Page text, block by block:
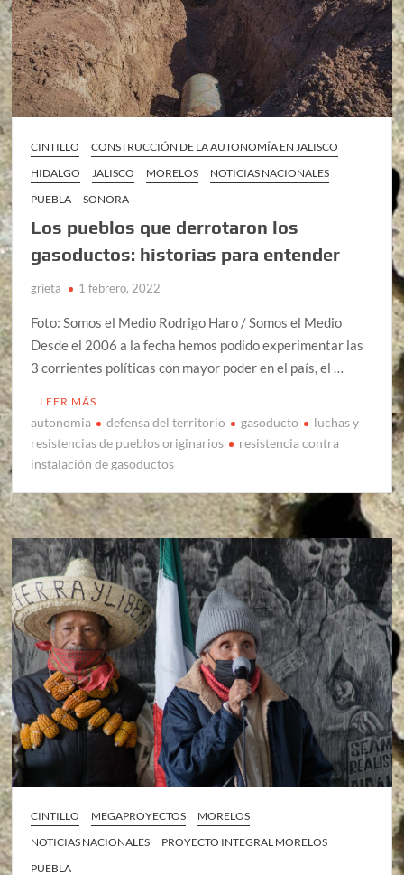
CINTILLO
CONSTRUCCIÓN DE LA AUTONOMÍA EN JALISCO
HIDALGO
JALISCO MORELOS
NOTICIAS NACIONALES
PUEBLA
SONORA
Los pueblos que derrotaron los
gasoductos: historias para entender
grieta 1 febrero, 2022
Foto: Somos el Medio Rodrigo Haro / Somos el Medio
Desde el 2006 a la fecha hemos podido experimentar las
3 corrientes políticas con mayor poder en el país, el …
LEER MÁS
autonomia defensa del territorio gasoducto
luchas y
resistencias de pueblos originarios
resistencia contra
instalación de gasoductos
CINTILLO MEGAPROYECTOS
MORELOS
NOTICIAS NACIONALES
PROYECTO INTEGRAL MORELOS
PUEBLA